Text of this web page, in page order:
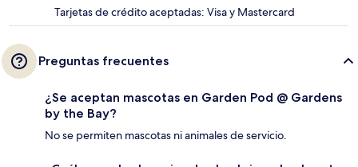
Tarjetas de crédito aceptadas: Visa y Mastercard
Preguntas frecuentes
¿Se aceptan mascotas en Garden Pod @ Gardens
by the Bay?
No se permiten mascotas ni animales de servicio.